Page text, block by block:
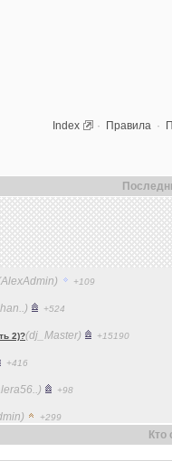
Index · Правила ·